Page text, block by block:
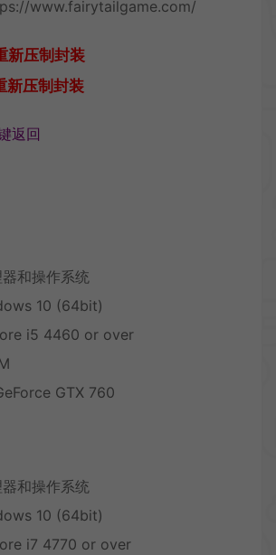
www.fairytailgame.com/
新压制封装
压制封装
返回
和操作系统
10 (64bit)
i5 4460 or over
GTX 760
和操作系统
10 (64bit)
i7 4770 or over